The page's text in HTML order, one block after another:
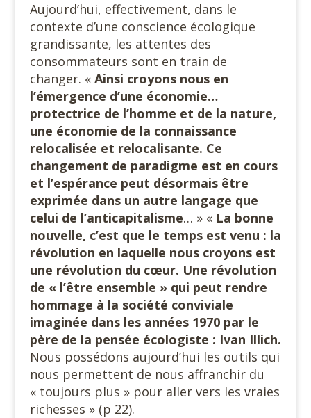
Aujourd’hui, effectivement, dans le
contexte d’une conscience écologique
grandissante, les attentes des
consommateurs sont en train de
changer. « Ainsi croyons nous en
l’émergence d’une économie…
protectrice de l’homme et de la nature,
une économie de la connaissance
relocalisée et relocalisante. Ce
changement de paradigme est en cours
et l’espérance peut désormais être
exprimée dans un autre langage que
celui de l’anticapitalisme… » « La bonne
nouvelle, c’est que le temps est venu : la
révolution en laquelle nous croyons est
une révolution du cœur. Une révolution
de « l’être ensemble » qui peut rendre
hommage à la société conviviale
imaginée dans les années 1970 par le
père de la pensée écologiste : Ivan Illich.
Nous possédons aujourd’hui les outils qui
nous permettent de nous affranchir du
« toujours plus » pour aller vers les vraies
richesses » (p 22).